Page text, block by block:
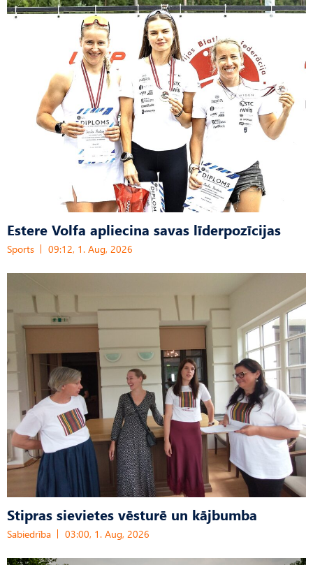
Estere Volfa apliecina savas līderpozīcijas
Sports 09:12, 1. Aug, 2026
Stipras sievietes vēsturē un kājbumba
Sabiedrība 03:00, 1. Aug, 2026